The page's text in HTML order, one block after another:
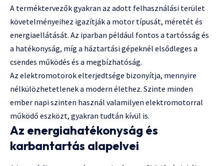
A terméktervezők gyakran az adott felhasználási terület
követelményeihez igazítják a motor típusát, méretét és
energiaellátását. Az iparban például fontos a tartósság és
a hatékonyság, míg a háztartási gépeknél elsődleges a
csendes működés és a megbízhatóság.
Az elektromotorok elterjedtsége bizonyítja, mennyire
nélkülözhetetlenek a modern élethez. Szinte minden
ember napi szinten használ valamilyen elektromotorral
működő eszközt, gyakran tudtán kívül is.
Az energiahatékonyság és
karbantartás alapelvei